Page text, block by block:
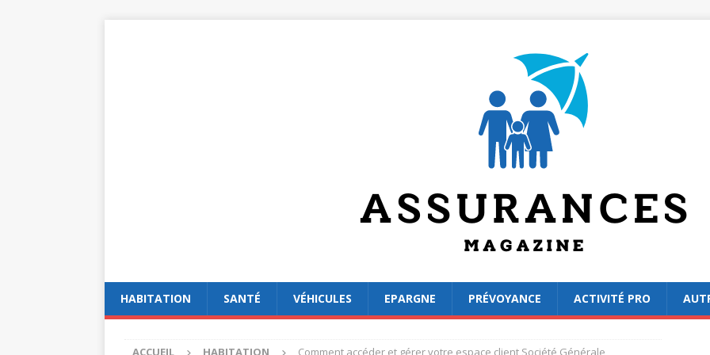
HABITATION SANTÉ VÉHICULES EPARGNE PRÉVOYANCE ACTIVITÉ PRO
ACCUEIL HABITATION Comment accéder et gérer votre espace client Société Générale